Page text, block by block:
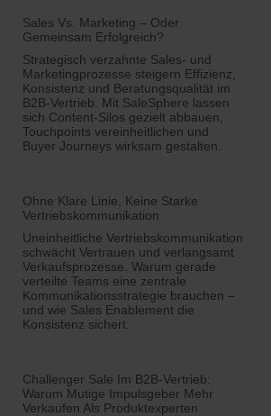
Sales Vs. Marketing – Oder
Gemeinsam Erfolgreich?
Strategisch verzahnte Sales- und
Marketingprozesse steigern Effizienz,
Konsistenz und Beratungsqualität im
B2B-Vertrieb. Mit SaleSphere lassen
sich Content-Silos gezielt abbauen,
Touchpoints vereinheitlichen und
Buyer Journeys wirksam gestalten.
Ohne Klare Linie, Keine Starke
Vertriebskommunikation
Uneinheitliche Vertriebskommunikation
schwächt Vertrauen und verlangsamt
Verkaufsprozesse. Warum gerade
verteilte Teams eine zentrale
Kommunikationsstrategie brauchen –
und wie Sales Enablement die
Konsistenz sichert.
Challenger Sale Im B2B-Vertrieb:
Warum Mutige Impulsgeber Mehr
Verkaufen Als Produktexperten